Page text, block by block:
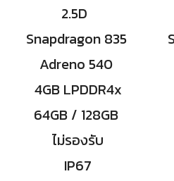
2.5D
Snapdragon 835
Adreno 540
4GB LPDDR4x
64GB / 128GB
ไม่รองรับ
IP67